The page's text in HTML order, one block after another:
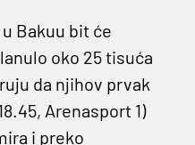
Bakuu bit će
oko 25 tisuća
da njihov prvak
Arenasport 1)
i preko